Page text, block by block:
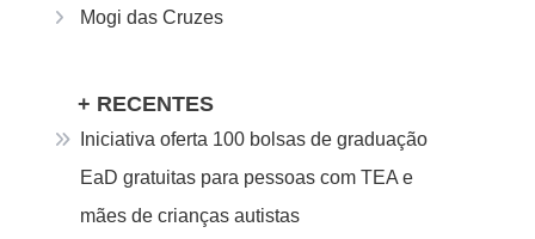
Mogi das Cruzes
+ RECENTES
Iniciativa oferta 100 bolsas de graduação
EaD gratuitas para pessoas com TEA e
mães de crianças autistas